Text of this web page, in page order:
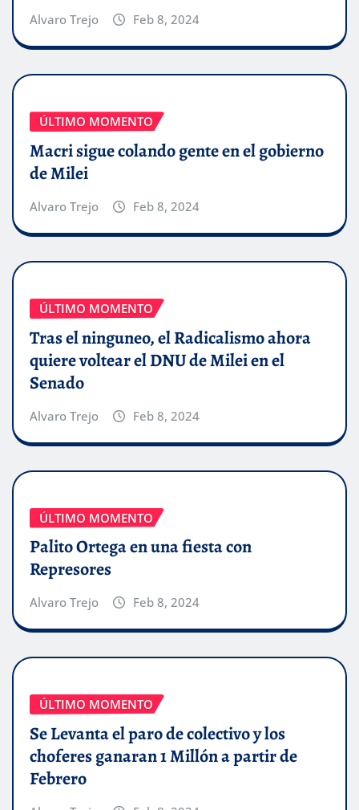
Alvaro Trejo Feb 8, 2024
ÚLTIMO MOMENTO
Macri sigue colando gente en el gobierno
de Milei
Alvaro Trejo Feb 8, 2024
ÚLTIMO MOMENTO
Tras el ninguneo, el Radicalismo ahora
quiere voltear el DNU de Milei en el
Senado
Alvaro Trejo Feb 8, 2024
ÚLTIMO MOMENTO
Palito Ortega en una fiesta con
Represores
Alvaro Trejo Feb 8, 2024
ÚLTIMO MOMENTO
Se Levanta el paro de colectivo y los
choferes ganaran 1 Millón a partir de
Febrero